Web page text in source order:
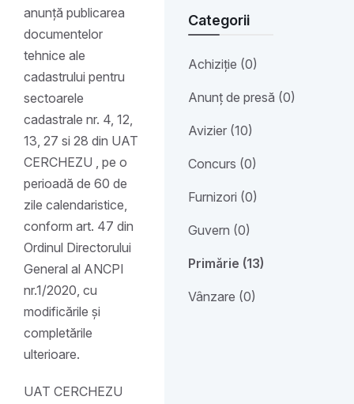
anunță publicarea
documentelor
tehnice ale
cadastrului pentru
sectoarele
cadastrale nr. 4, 12,
13, 27 si 28 din UAT
CERCHEZU , pe o
perioadă de 60 de
zile calendaristice,
conform art. 47 din
Ordinul Directorului
General al ANCPI
nr.1/2020, cu
modificările și
completările
ulterioare.
UAT CERCHEZU
Categorii
Achiziție (0)
Anunț de presă (0)
Avizier (10)
Concurs (0)
Furnizori (0)
Guvern (0)
Primărie (13)
Vânzare (0)